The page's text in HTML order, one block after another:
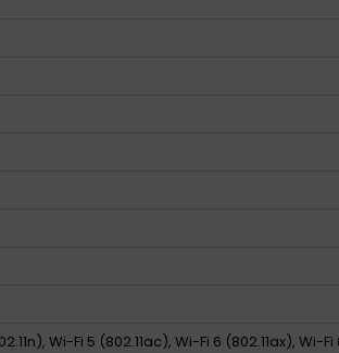
Wi-Fi 5 (802.11ac), Wi-Fi 6 (802.11ax), Wi-Fi